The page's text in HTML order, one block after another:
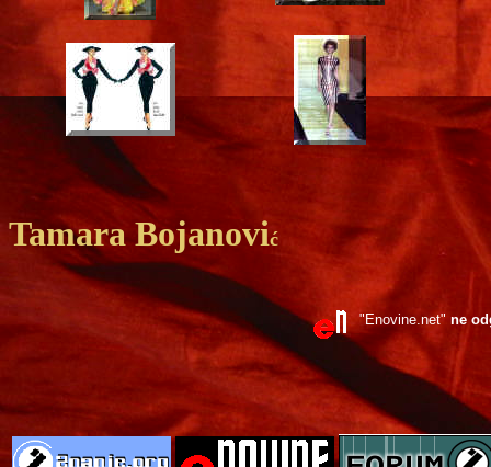
Tamara Bojanović
"Enovine.net" ne